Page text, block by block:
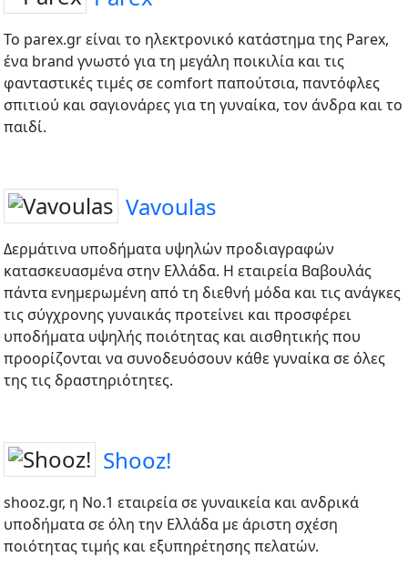
Το parex.gr είναι το ηλεκτρονικό κατάστημα της Parex,
ένα brand γνωστό για τη μεγάλη ποικιλία και τις
φανταστικές τιμές σε comfort παπούτσια, παντόφλες
σπιτιού και σαγιονάρες για τη γυναίκα, τον άνδρα και το
παιδί.
Vavoulas
Δερμάτινα υποδήματα υψηλών προδιαγραφών
κατασκευασμένα στην Ελλάδα. Η εταιρεία Βαβουλάς
πάντα ενημερωμένη από τη διεθνή μόδα και τις ανάγκες
τις σύγχρονης γυναικάς προτείνει και προσφέρει
υποδήματα υψηλής ποιότητας και αισθητικής που
προορίζονται να συνοδευόσουν κάθε γυναίκα σε όλες
της τις δραστηριότητες.
Shooz!
shooz.gr, η Νο.1 εταιρεία σε γυναικεία και ανδρικά
υποδήματα σε όλη την Ελλάδα με άριστη σχέση
ποιότητας τιμής και εξυπηρέτησης πελατών.